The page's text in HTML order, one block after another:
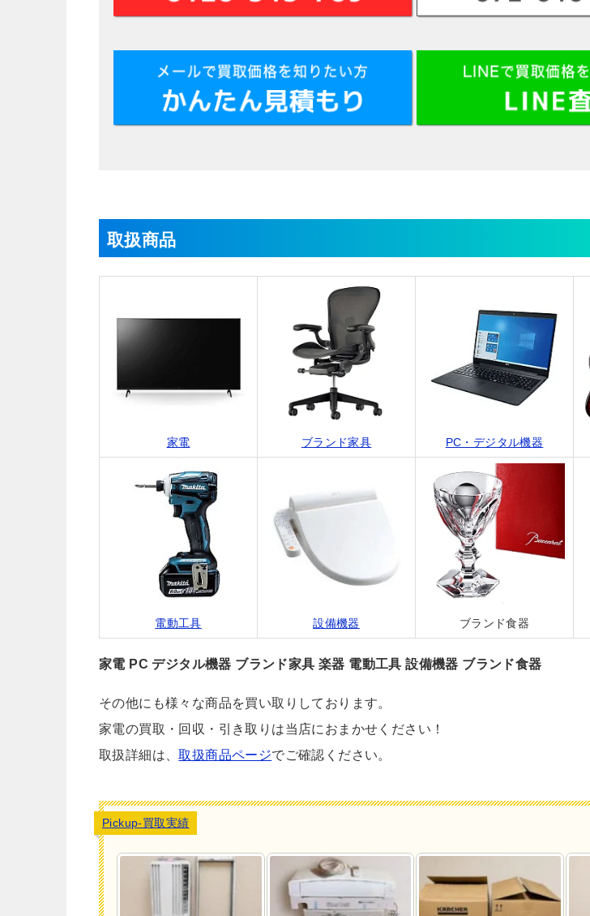
取扱商品
家電 ブランド家具 PC・デジタル機器
電動工具 設備機器 ブランド食器
家電 PC デジタル機器 ブランド家具 楽器 電動工具 設備機器 ブランド食器
その他にも様々な商品を買い取りしております。
家電の買取・回収・引き取りは当店におまかせください！
取扱詳細は、取扱商品ページでご確認ください。
Pickup-買取実績